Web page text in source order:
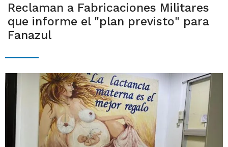
Reclaman a Fabricaciones Militares
que informe el "plan previsto" para
Fanazul